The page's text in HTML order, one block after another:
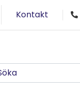
Kontakt